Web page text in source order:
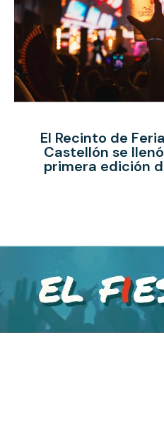
El Recinto de
Castellón se
primera edición